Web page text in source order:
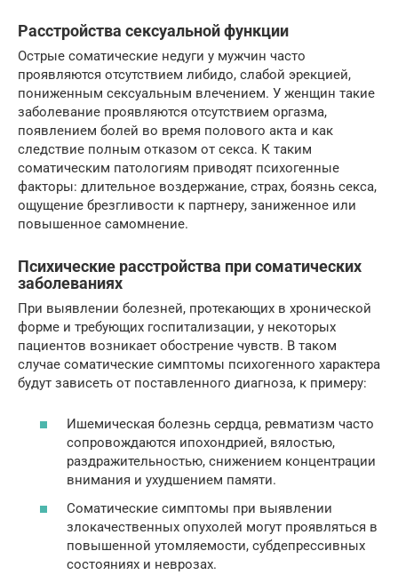
Расстройства сексуальной функции
Острые соматические недуги у мужчин часто
проявляются отсутствием либидо, слабой эрекцией,
пониженным сексуальным влечением. У женщин такие
заболевание проявляются отсутствием оргазма,
появлением болей во время полового акта и как
следствие полным отказом от секса. К таким
соматическим патологиям приводят психогенные
факторы: длительное воздержание, страх, боязнь секса,
ощущение брезгливости к партнеру, заниженное или
повышенное самомнение.
Психические расстройства при соматических
заболеваниях
При выявлении болезней, протекающих в хронической
форме и требующих госпитализации, у некоторых
пациентов возникает обострение чувств. В таком
случае соматические симптомы психогенного характера
будут зависеть от поставленного диагноза, к примеру:
Ишемическая болезнь сердца, ревматизм часто
сопровождаются ипохондрией, вялостью,
раздражительностью, снижением концентрации
внимания и ухудшением памяти.
Соматические симптомы при выявлении
злокачественных опухолей могут проявляться в
повышенной утомляемости, субдепрессивных
состояниях и неврозах.